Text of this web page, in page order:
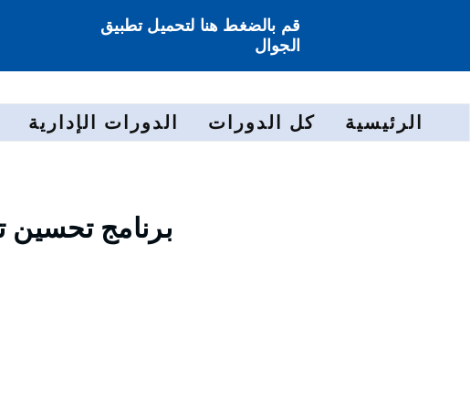
قم بالضغط هنا لتحميل تطبيق
الجوال
الرئيسية كل الدورات الدورات الإدارية
برنامج تحسين